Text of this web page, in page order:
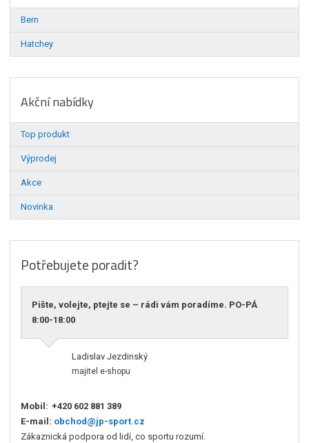
Bern
Hatchey
Akční nabídky
Top produkt
Výprodej
Akce
Novinka
Potřebujete poradit?
Pište, volejte, ptejte se – rádi vám poradíme. PO-PÁ
8:00-18:00
Ladislav Jezdinský
majitel e-shopu
Mobil: +420 602 881 389
E-mail: obchod@jp-sport.cz
Zákaznická podpora od lidí, co sportu rozumí.